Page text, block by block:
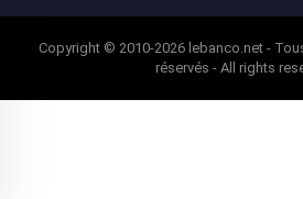
Copyright © 2010-2026 lebanco.net -
réservés - All rights